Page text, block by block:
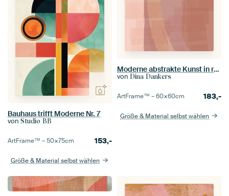
Bauhaus trifft Moderne Nr. 7
von Studio BB
ArtFrame™ –50×75cm 153,-
Größe & Material selbst wählen
Moderne abstrakte Kunst in rosa terra und beige
von Dina Dankers
ArtFrame™ –60×60cm 183,-
Größe & Material selbst wählen